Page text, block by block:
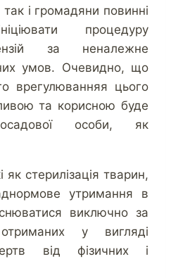
і громадяни повинні
процедуру
за неналежне
умов. Очевидно, що
врегулюванняя цього
та корисною буде
особи, як
як стерилізація тварин,
утримання в
виключно за
у вигляді
від фізичних і